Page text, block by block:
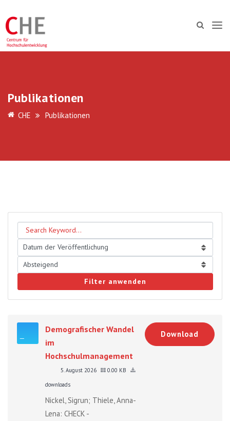
Publikationen
CHE Publikationen
Filter anwenden
Demografischer Wandel
im
Hochschulmanagement
5. August 2026
0.00 KB
downloads
Nickel, Sigrun; Thiele, Anna-
Lena: CHECK -
Download